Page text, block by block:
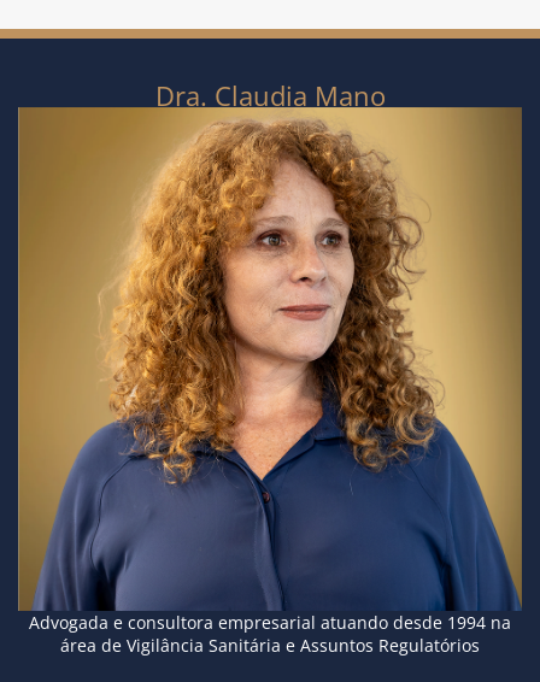
Dra. Claudia Mano
Advogada e consultora empresarial atuando desde 1994 na
área de Vigilância Sanitária e Assuntos Regulatórios